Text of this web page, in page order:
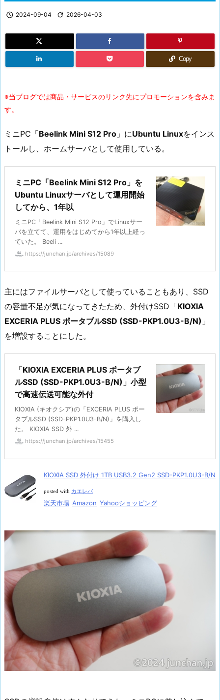
 2024-09-04  2026-04-03
Copy
※当ブログでは商品・サービスのリンク先にプロモーションを含みま
す。
ミニPC「Beelink Mini S12 Pro 」にUbuntu Linuxをインス
トールし、ホームサーバとして使用している。
ミニPC「Beelink Mini S12 Pro」を
Ubuntu Linuxサーバとして運用開始
してから、1年以
ミニPC「Beelink Mini S12 Pro」でLinuxサー
バを立てて、運用をはじめてから1年以上経っ
ていた。 Beeli ...
https://junchan.jp/archives/15089
主にはファイルサーバとして使っていることもあり、SSD
の容量不足が気になってきたため、外付けSSD「KIOXIA
EXCERIA PLUS ポータブルSSD (SSD-PKP1.0U3-B/N) 」
を増設することにした。
「KIOXIA EXCERIA PLUS ポータブ
ルSSD (SSD-PKP1.0U3-B/N)」小型
で高速伝送可能な外付
KIOXIA (キオクシア)の「EXCERIA PLUS ポー
タブルSSD (SSD-PKP1.0U3-B/N)」を購入し
た。 KIOXIA SSD 外 ...
https://junchan.jp/archives/15455
KIOXIA SSD 外付け 1TB USB3.2 Gen2 SSD-PKP1.0U3-B/N
posted with カエレバ
楽天市場 Amazon Yahooショッピング